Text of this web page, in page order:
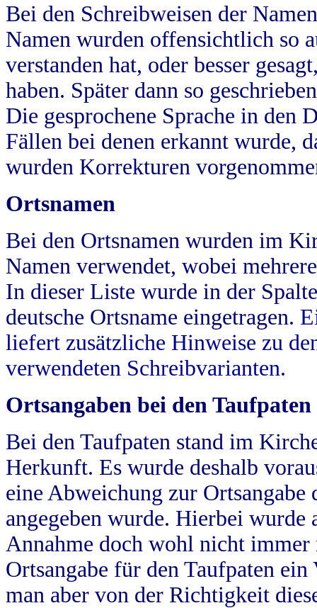
Bei den Schreibweisen der
Namen wurden offensichtlich so
verstanden hat, oder besser
haben. Später dann so
Die gesprochene Sprache in
Fällen bei denen erkannt wurde,
wurden Korrekturen
Ortsnamen
Bei den Ortsnamen wurden im
Namen verwendet, wobei
In dieser Liste wurde in der
deutsche Ortsname eingetragen.
liefert zusätzliche Hinweise zu
verwendeten Schreibvarianten.
Ortsangaben bei den Taufpaten
Bei den Taufpaten stand im
Herkunft. Es wurde deshalb
eine Abweichung zur
angegeben wurde. Hierbei wurde
Annahme doch wohl nicht
Ortsangabe für den Taufpaten
man aber von der Richtigkeit